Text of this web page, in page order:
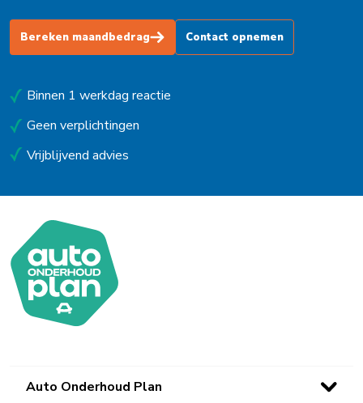
Steenbergen
Uitgeest
Uithoorn
Urk
Utrecht
Waalwijk
Waarland
Waddinxveen
Westerbork
Winsum (Gn)
Bereken maandbedrag Contact opnemen
Binnen 1 werkdag reactie
Geen verplichtingen
Vrijblijvend advies
Auto Onderhoud Plan